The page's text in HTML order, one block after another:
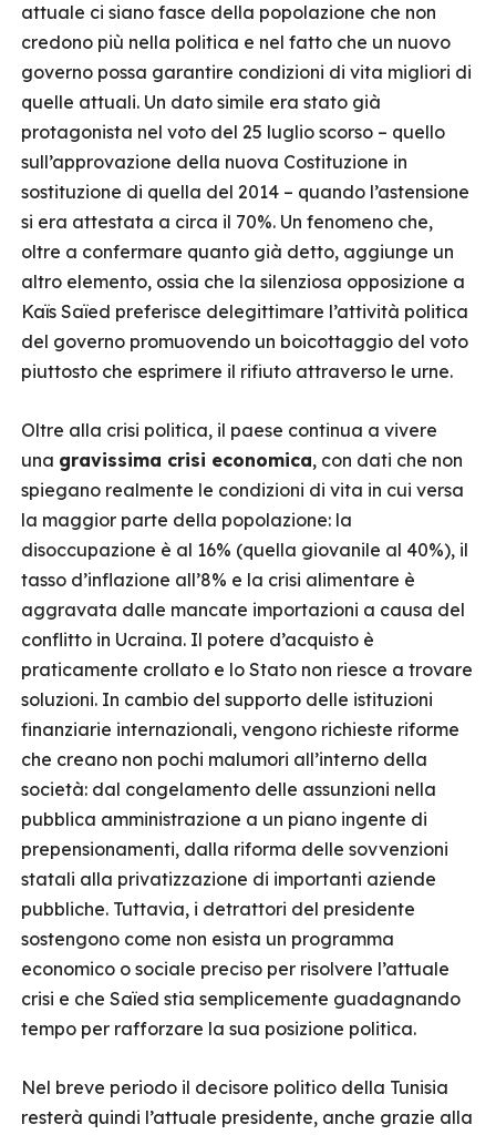
attuale ci siano fasce della popolazione che non
credono più nella politica e nel fatto che un nuovo
governo possa garantire condizioni di vita migliori di
quelle attuali. Un dato simile era stato già
protagonista nel voto del 25 luglio scorso – quello
sull’approvazione della nuova Costituzione in
sostituzione di quella del 2014 – quando l’astensione
si era attestata a circa il 70%. Un fenomeno che,
oltre a confermare quanto già detto, aggiunge un
altro elemento, ossia che la silenziosa opposizione a
Kaïs Saïed preferisce delegittimare l’attività politica
del governo promuovendo un boicottaggio del voto
piuttosto che esprimere il rifiuto attraverso le urne.
Oltre alla crisi politica, il paese continua a vivere
una gravissima crisi economica, con dati che non
spiegano realmente le condizioni di vita in cui versa
la maggior parte della popolazione: la
disoccupazione è al 16% (quella giovanile al 40%), il
tasso d’inflazione all’8% e la crisi alimentare è
aggravata dalle mancate importazioni a causa del
conflitto in Ucraina. Il potere d’acquisto è
praticamente crollato e lo Stato non riesce a trovare
soluzioni. In cambio del supporto delle istituzioni
finanziarie internazionali, vengono richieste riforme
che creano non pochi malumori all’interno della
società: dal congelamento delle assunzioni nella
pubblica amministrazione a un piano ingente di
prepensionamenti, dalla riforma delle sovvenzioni
statali alla privatizzazione di importanti aziende
pubbliche. Tuttavia, i detrattori del presidente
sostengono come non esista un programma
economico o sociale preciso per risolvere l’attuale
crisi e che Saïed stia semplicemente guadagnando
tempo per rafforzare la sua posizione politica.
Nel breve periodo il decisore politico della Tunisia
resterà quindi l’attuale presidente, anche grazie alla